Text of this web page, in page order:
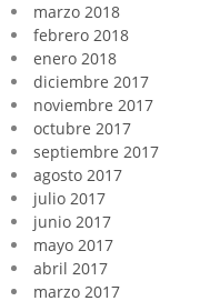
marzo 2018
febrero 2018
enero 2018
diciembre 2017
noviembre 2017
octubre 2017
septiembre 2017
agosto 2017
julio 2017
junio 2017
mayo 2017
abril 2017
marzo 2017